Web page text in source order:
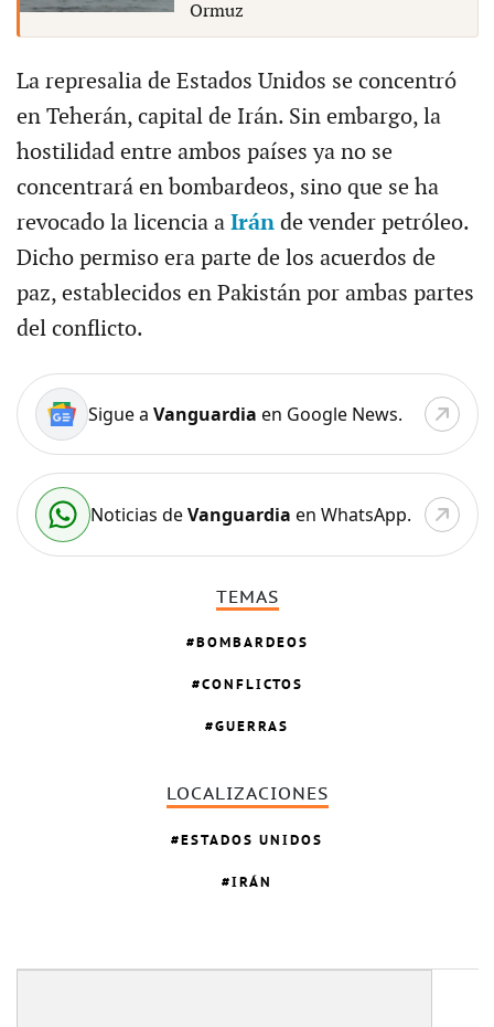
Ormuz
La represalia de Estados Unidos se concentró
en Teherán, capital de Irán. Sin embargo, la
hostilidad entre ambos países ya no se
concentrará en bombardeos, sino que se ha
revocado la licencia a Iránde vender petróleo.
Dicho permiso era parte de los acuerdos de
paz, establecidos en Pakistán por ambas partes
del conflicto.
Sigue a Vanguardia en Google News.
Noticias deVanguardia en WhatsApp.
TEMAS
BOMBARDEOS
CONFLICTOS
GUERRAS
LOCALIZACIONES
ESTADOS UNIDOS
IRÁN